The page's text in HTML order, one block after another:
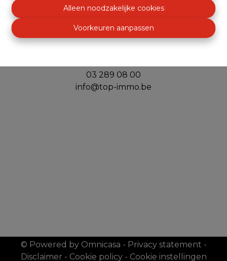
Alleen noodzakelijke cookies
Voorkeuren aanpassen
Top Immo
Handelslei 156
03 289 08 00
info@top-immo.be
© Powered by Omnicasa - Privacy statement -
Disclaimer - Cookie policy- Cookie instellingen